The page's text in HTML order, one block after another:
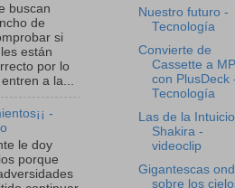
buscan
de
si
están
por lo
a la...
-
le doy
porque
Nuestro futuro -
Tecnología
Convierte de
Cassette a
con PlusDeck
Tecnología
Las de la
Shakira -
videoclip
Gigantescas
sobre los